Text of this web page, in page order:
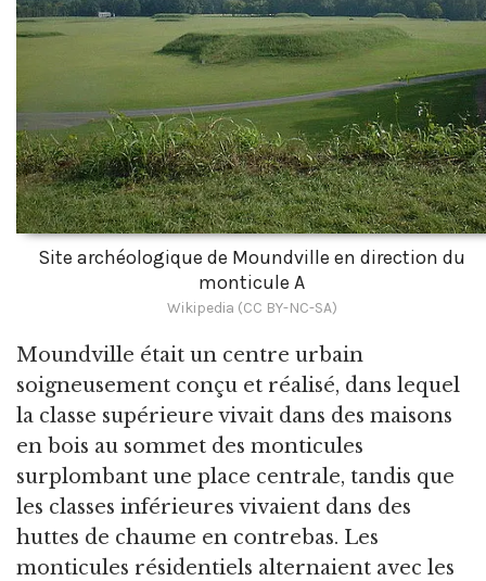
Site archéologique de Moundville en direction du
monticule A
Wikipedia (CC BY-NC-SA)
Moundville était un centre urbain
soigneusement conçu et réalisé, dans lequel
la classe supérieure vivait dans des maisons
en bois au sommet des monticules
surplombant une place centrale, tandis que
les classes inférieures vivaient dans des
huttes de chaume en contrebas. Les
monticules résidentiels alternaient avec les